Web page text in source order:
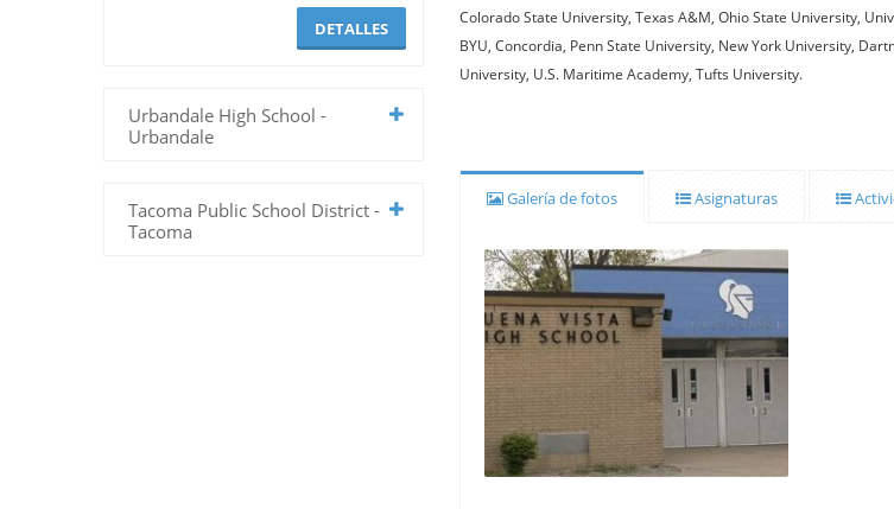
Colorado State University, Texas A&M, Ohio State University,
BYU, Concordia, Penn State University, New York University,
University, U.S. Maritime Academy, Tufts University.
Galería de fotos Asignaturas
DETALLES
Urbandale High School -
Urbandale
Tacoma Public School District -
Tacoma